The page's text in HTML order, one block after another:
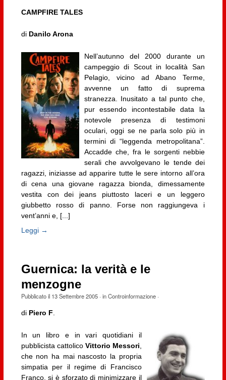
CAMPFIRE TALES
di Danilo Arona
Nell’autunno del 2000 durante un
campeggio di Scout in località San
Pelagio, vicino ad Abano Terme,
avvenne un fatto di suprema
stranezza. Inusitato a tal punto che,
pur essendo incontestabile data la
notevole presenza di testimoni
oculari, oggi se ne parla solo più in
termini di “leggenda metropolitana”.
Accadde che, fra le sorgenti nebbie
serali che avvolgevano le tende dei
ragazzi, iniziasse ad apparire tutte le sere intorno all’ora
di cena una giovane ragazza bionda, dimessamente
vestita con dei jeans piuttosto laceri e un leggero
giubbetto rosso di panno. Forse non raggiungeva i
vent’anni e, [...]
Leggi →
Guernica: la verità e le
menzogne
Pubblicato il 13 Settembre 2005· inControinformazione·
di Piero F.
In un libro e in vari quotidiani il
pubblicista cattolico Vittorio Messori
che non ha mai nascosto la propria
simpatia per il regime di Francisco
Franco, si è sforzato di minimizzare il